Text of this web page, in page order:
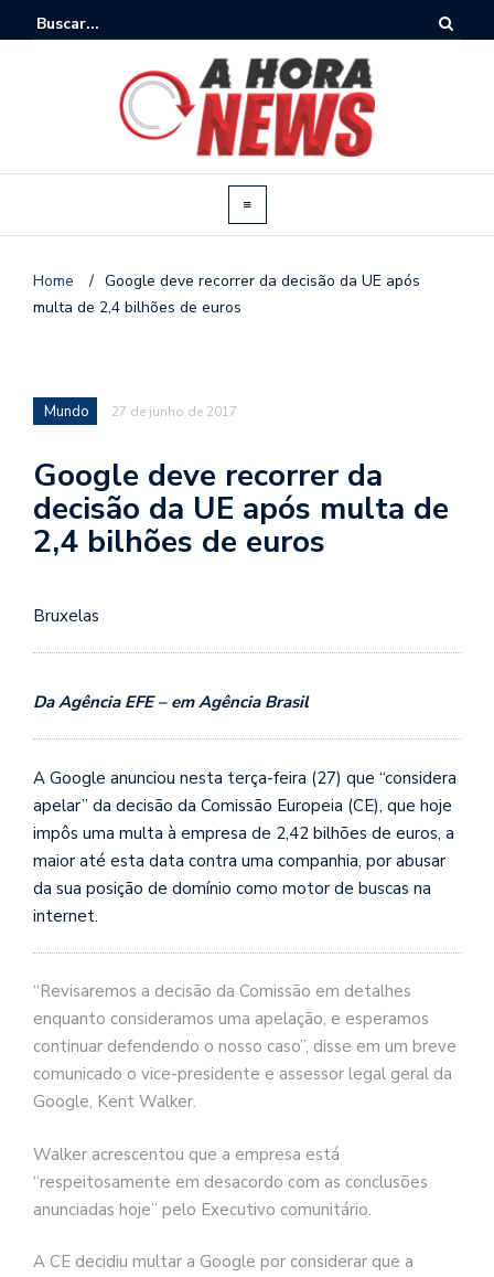
Home / Google deve recorrer da decisão da UE após
multa de 2,4 bilhões de euros
Mundo 27 de junho de 2017
Google deve recorrer da
decisão da UE após multa de
2,4 bilhões de euros
Bruxelas
Da Agência EFE – em Agência Brasil
A Google anunciou nesta terça-feira (27) que “considera
apelar” da decisão da Comissão Europeia (CE), que hoje
impôs uma multa à empresa de 2,42 bilhões de euros, a
maior até esta data contra uma companhia, por abusar
da sua posição de domínio como motor de buscas na
internet.
“Revisaremos a decisão da Comissão em detalhes
enquanto consideramos uma apelação, e esperamos
continuar defendendo o nosso caso”, disse em um breve
comunicado o vice-presidente e assessor legal geral da
Google, Kent Walker.
Walker acrescentou que a empresa está
“respeitosamente em desacordo com as conclusões
anunciadas hoje” pelo Executivo comunitário.
A CE decidiu multar a Google por considerar que a